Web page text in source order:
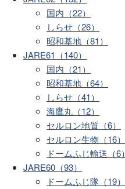
国内（22）
しらせ（26）
昭和基地（81）
JARE61（140）
国内（21）
昭和基地（64）
しらせ（41）
海鷹丸（12）
セルロン地質（6）
セルロン生物（16）
ドームふじ輸送（6）
JARE60（93）
ドームふじ隊（19）